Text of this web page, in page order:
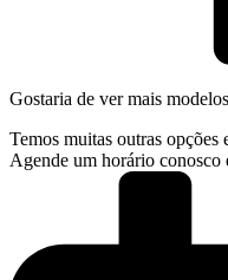
Gostaria de ver mais
Temos muitas outras opções
Agende um horário conosco